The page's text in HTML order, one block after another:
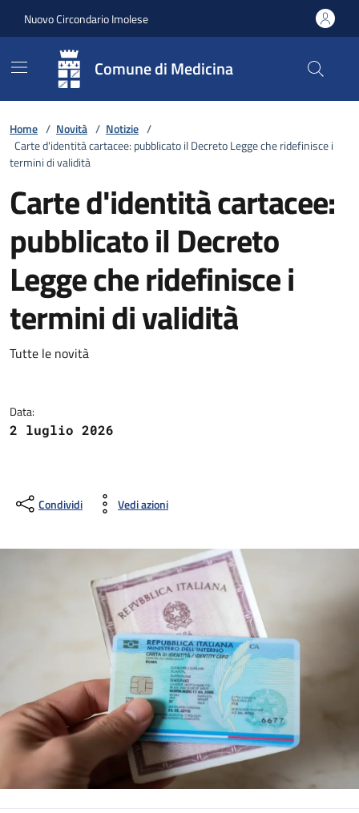
Nuovo Circondario Imolese
Comune di Medicina
Home / Novità / Notizie /
Carte d'identità cartacee: pubblicato il Decreto Legge che ridefinisce i
termini di validità
Carte d'identità cartacee:
pubblicato il Decreto
Legge che ridefinisce i
termini di validità
Dettagli della notizia
Tutte le novità
Data:
2 luglio 2026
Condividi Vedi azioni